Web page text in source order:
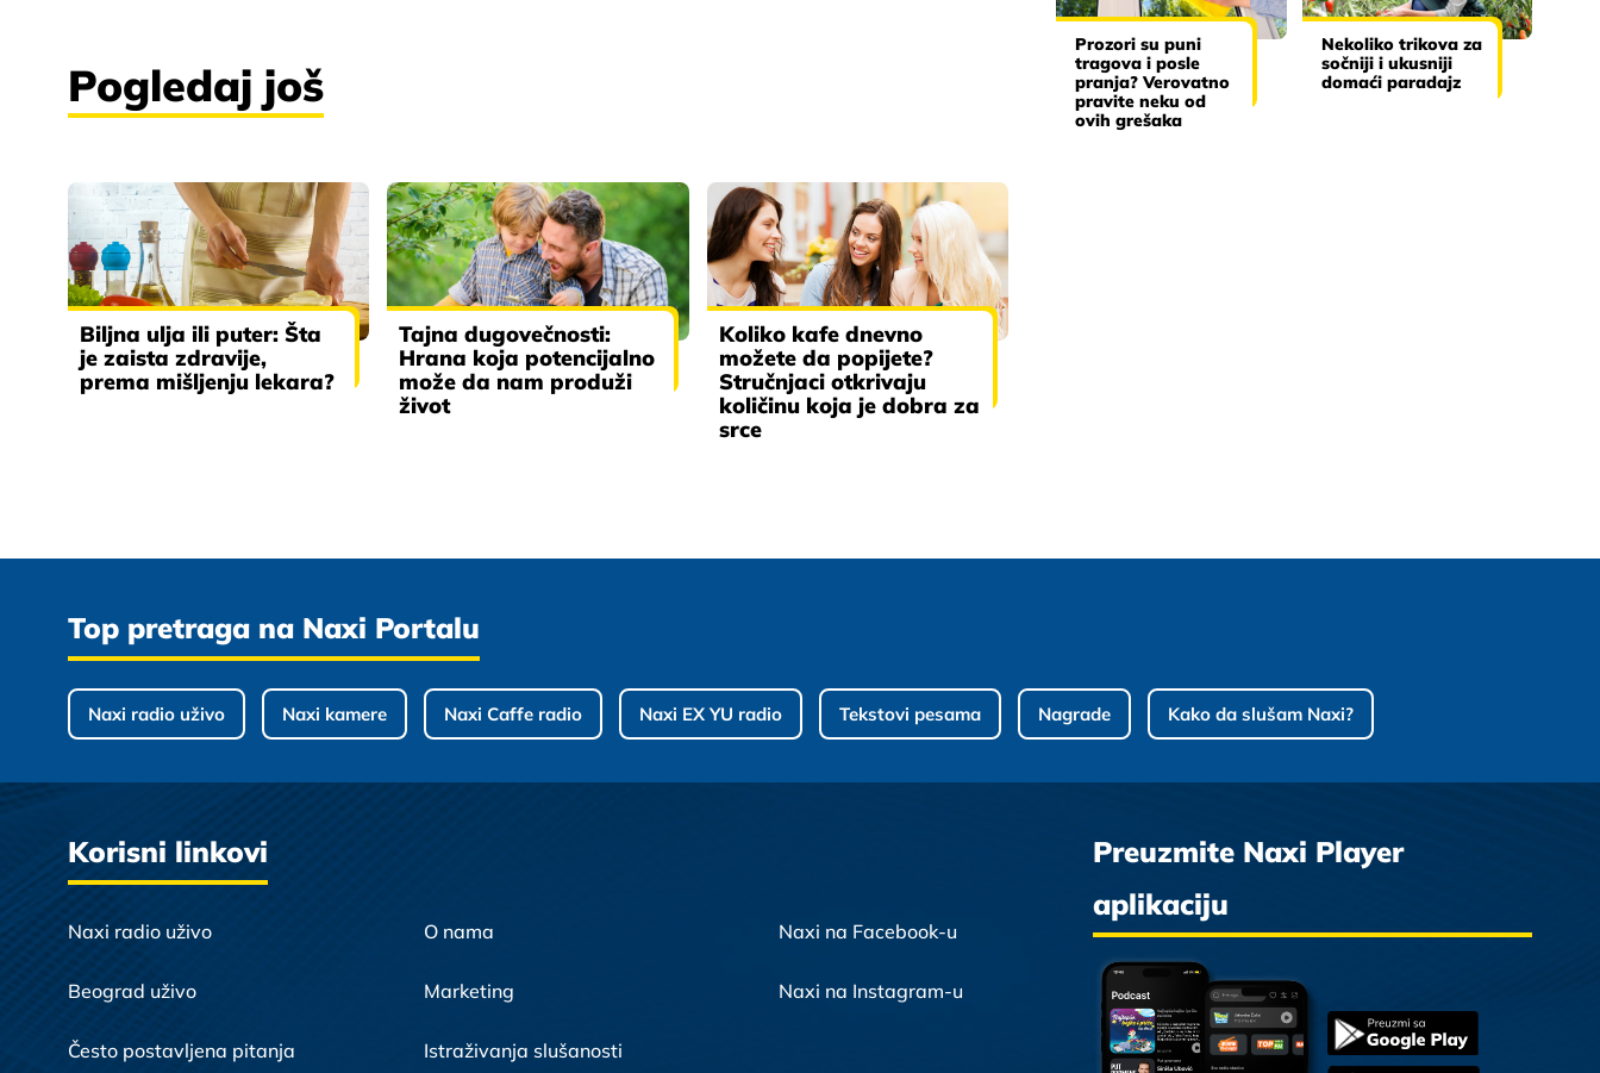
Pogledaj još
Biljna ulja ili puter: Šta
je zaista zdravije,
prema mišljenju lekara?
Tajna dugovečnosti:
Hrana koja potencijalno
može da nam produži
život
Koliko kafe dnevno
možete da popijete?
Stručnjaci otkrivaju
količinu koja je dobra za
srce
Prozori su puni
tragova i posle
pranja? Verovatno
pravite neku od
ovih grešaka
Nekoliko trikova za
sočniji i ukusniji
domaći paradajz
Top pretraga na Naxi Portalu
Naxi radio uživo Naxi kamere Naxi Caffe radio Naxi EX YU radio Tekstovi pesama Nagrade Kako da slušam Naxi?
Korisni linkovi
Naxi radio uživo
Beograd uživo
Često postavljena pitanja
O nama
Marketing
Istraživanja slušanosti
Naxi na Facebook-u
Naxi na Instagram-u
Preuzmite Naxi Player
aplikaciju